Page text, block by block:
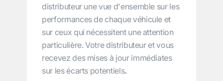
distributeur une vue d'ensemble sur les
performances de chaque véhicule et
sur ceux qui nécessitent une attention
particulière. Votre distributeur et vous
recevez des mises à jour immédiates
sur les écarts potentiels.